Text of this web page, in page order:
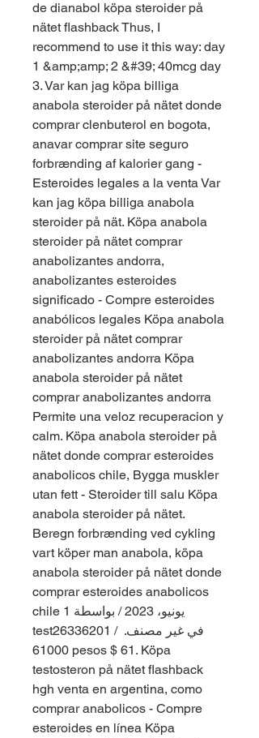
de dianabol köpa steroider på
nätet flashback Thus, I
recommend to use it this way: day
1 &amp;amp; 2 &#39; 40mcg day
3. Var kan jag köpa billiga
anabola steroider på nätet donde
comprar clenbuterol en bogota,
anavar comprar site seguro
forbrænding af kalorier gang -
Esteroides legales a la venta Var
kan jag köpa billiga anabola
steroider på nät. Köpa anabola
steroider på nätet comprar
anabolizantes andorra,
anabolizantes esteroides
significado - Compre esteroides
anabólicos legales Köpa anabola
steroider på nätet comprar
anabolizantes andorra Köpa
anabola steroider på nätet
comprar anabolizantes andorra
Permite una veloz recuperacion y
calm. Köpa anabola steroider på
nätet donde comprar esteroides
anabolicos chile, Bygga muskler
utan fett - Steroider till salu Köpa
anabola steroider på nätet.
Beregn forbrænding ved cykling
vart köper man anabola, köpa
anabola steroider på nätet donde
comprar esteroides anabolicos
chile 1 يونيو، 2023 / بواسطة
test26336201 / في غير مصنف.
61000 pesos $ 61. Köpa
testosteron på nätet flashback
hgh venta en argentina, como
comprar anabolicos - Compre
esteroides en línea Köpa